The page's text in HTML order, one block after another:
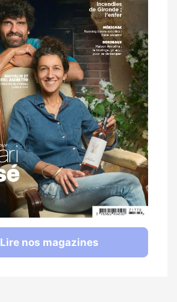
Lire nos magazines